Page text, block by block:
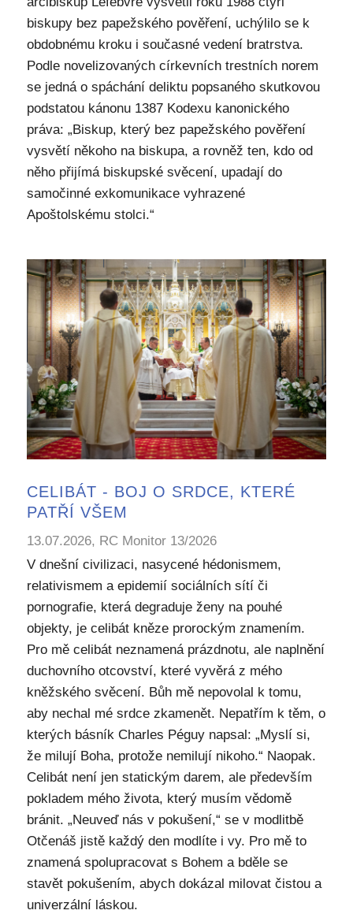
biskupy bez papežského pověření, uchýlilo se k
obdobnému kroku i současné vedení bratrstva.
Podle novelizovaných církevních trestních norem
se jedná o spáchání deliktu popsaného skutkovou
podstatou kánonu 1387 Kodexu kanonického
práva: „Biskup, který bez papežského pověření
vysvětí někoho na biskupa, a rovněž ten, kdo od
něho přijímá biskupské svěcení, upadají do
samočinné exkomunikace vyhrazené
Apoštolskému stolci.“
CELIBÁT - BOJ O SRDCE, KTERÉ
PATŘÍ VŠEM
13.07.2026, RC Monitor 13/2026
V dnešní civilizaci, nasycené hédonismem,
relativismem a epidemií sociálních sítí či
pornografie, která degraduje ženy na pouhé
objekty, je celibát kněze prorockým znamením.
Pro mě celibát neznamená prázdnotu, ale naplnění
duchovního otcovství, které vyvěrá z mého
kněžského svěcení. Bůh mě nepovolal k tomu,
aby nechal mé srdce zkamenět. Nepatřím k těm, o
kterých básník Charles Péguy napsal: „Myslí si,
že milují Boha, protože nemilují nikoho.“ Naopak.
Celibát není jen statickým darem, ale především
pokladem mého života, který musím vědomě
bránit. „Neuveď nás v pokušení,“ se v modlitbě
Otčenáš jistě každý den modlíte i vy. Pro mě to
znamená spolupracovat s Bohem a bděle se
stavět pokušením, abych dokázal milovat čistou a
univerzální láskou.